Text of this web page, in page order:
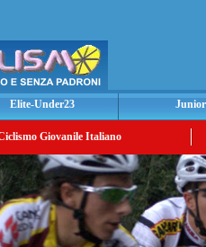
Elite-Under23
Giovanile Italiano